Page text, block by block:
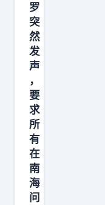
会
简
单
因
一
场
演
习
就
彻
底
罗
突
然
发
声
，
要
求
所
有
在
南
海
问